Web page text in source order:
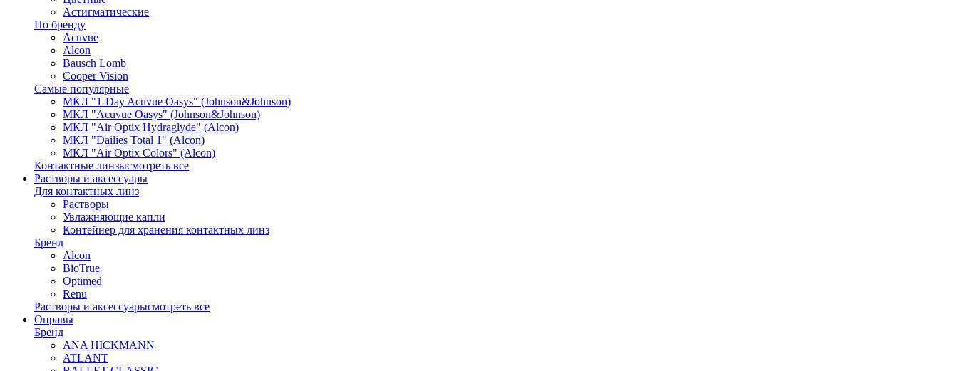
Астигматические
По бренду
Acuvue
Alcon
Bausch Lomb
Cooper Vision
Самые популярные
МКЛ "1-Day Acuvue Oasys" (Johnson&Johnson)
МКЛ "Acuvue Oasys" (Johnson&Johnson)
МКЛ "Air Optix Hydraglyde" (Alcon)
МКЛ "Dailies Total 1" (Alcon)
МКЛ "Air Optix Colors" (Alcon)
Контактные линзысмотреть все
Растворы и аксессуары
Для контактных линз
Растворы
Увлажняющие капли
Контейнер для хранения контактных линз
Бренд
Alcon
BioTrue
Optimed
Renu
Растворы и аксессуарысмотреть все
Оправы
Бренд
ANA HICKMANN
ATLANT